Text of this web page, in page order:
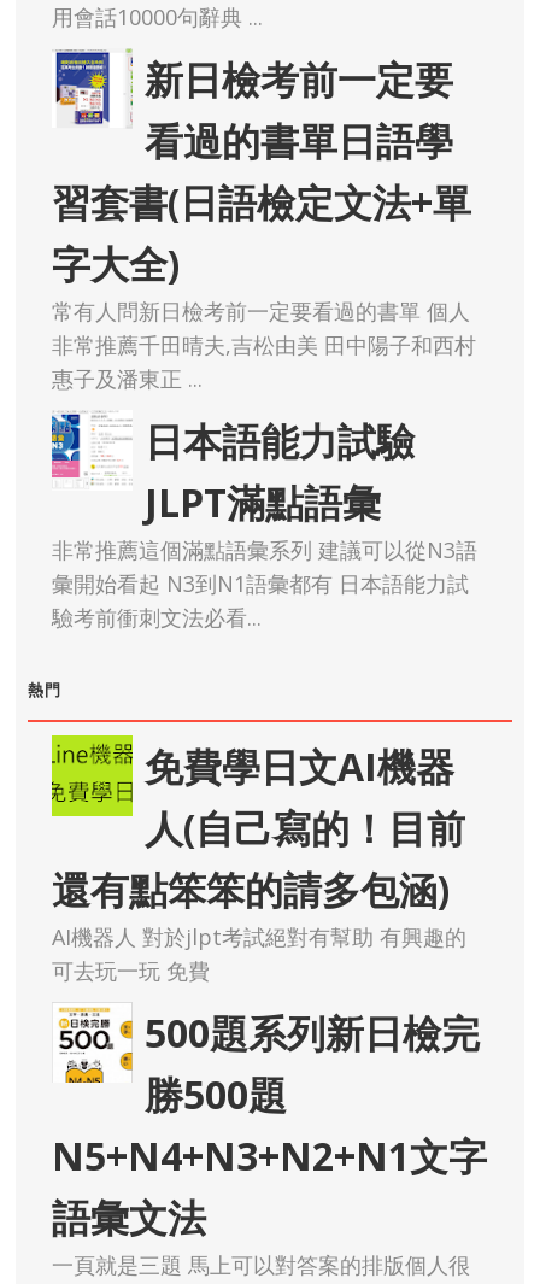
用會話10000句辭典 ...
新日檢考前一定要
看過的書單日語學
習套書(日語檢定文法+單
字大全)
常有人問新日檢考前一定要看過的書單 個人
非常推薦千田晴夫,吉松由美 田中陽子和西村
惠子及潘東正 ...
日本語能力試驗
JLPT滿點語彙
非常推薦這個滿點語彙系列 建議可以從N3語
彙開始看起 N3到N1語彙都有 日本語能力試
驗考前衝刺文法必看...
熱門
免費學日文AI機器
人(自己寫的！目前
還有點笨笨的請多包涵)
AI機器人 對於jlpt考試絕對有幫助 有興趣的
可去玩一玩 免費
500題系列新日檢完
勝500題
N5+N4+N3+N2+N1文字
語彙文法
一頁就是三題 馬上可以對答案的排版個人很